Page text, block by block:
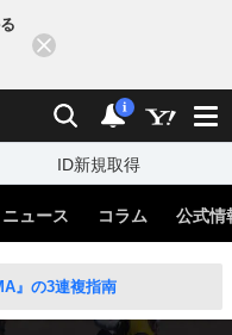
検索 通知
i
ID新規取得
ニュース コラム 公式情
』の3連複指南